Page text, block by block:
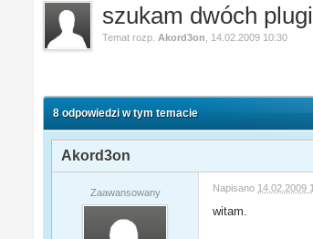
szukam dwóch
Temat rozp. Akord3on 14.02.2009 10:30
8 odpowiedzi w tym temacie
Akord3on
Zaawansowany Napisano 14.02.2009
witam.